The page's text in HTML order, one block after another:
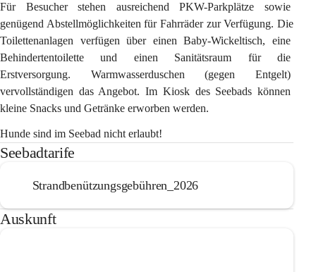
Für Besucher stehen ausreichend PKW-Parkplätze sowie
genügend Abstellmöglichkeiten für Fahrräder zur Verfügung. Die
Toilettenanlagen verfügen über einen Baby-Wickeltisch, eine
Behindertentoilette und einen Sanitätsraum für die
Erstversorgung. Warmwasserduschen (gegen Entgelt)
vervollständigen das Angebot. Im Kiosk des Seebads können
kleine Snacks und Getränke erworben werden.
Hunde sind im Seebad nicht erlaubt!
Seebadtarife
Strandbenützungsgebühren_2026
Auskunft